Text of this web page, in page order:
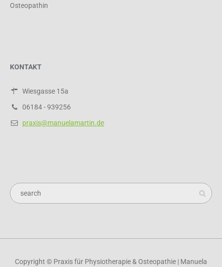
Osteopathin
KONTAKT
Wiesgasse 15a
06184 - 939256
praxis@manuelamartin.de
Copyright © Praxis für Physiotherapie & Osteopathie | Manuela